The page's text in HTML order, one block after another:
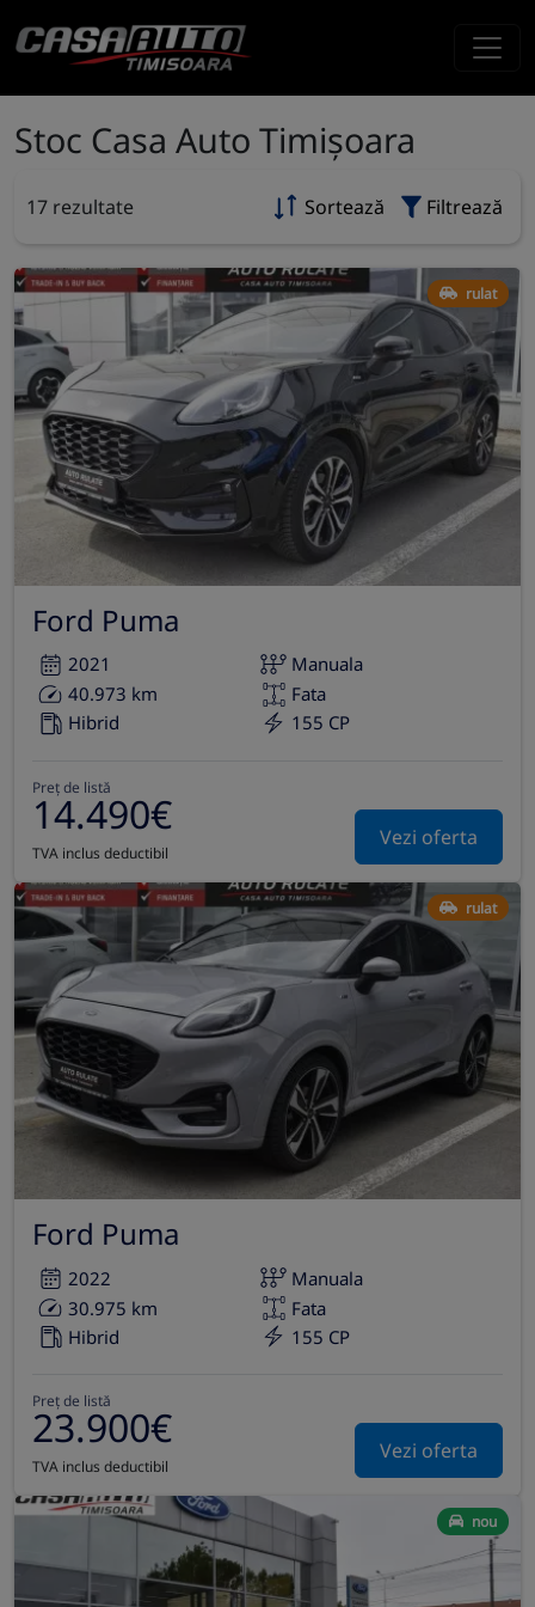
Stoc Casa Auto Timișoara
17 rezultate Sortează Filtrează
rulat
Ford Puma
2021
Manuala
40.973 km
Fata
Hibrid
155 CP
Preț de listă
14.490€
TVA inclus deductibil
Vezi oferta
rulat
Ford Puma
2022
Manuala
30.975 km
Fata
Hibrid
155 CP
Preț de listă
23.900€
TVA inclus deductibil
Vezi oferta
nou